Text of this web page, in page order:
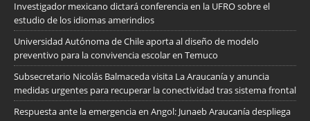
Investigador mexicano dictará conferencia en la UFRO sobre el
estudio de los idiomas amerindios
Universidad Autónoma de Chile aporta al diseño de modelo
preventivo para la convivencia escolar en Temuco
Subsecretario Nicolás Balmaceda visita La Araucanía y anuncia
medidas urgentes para recuperar la conectividad tras sistema frontal
Respuesta ante la emergencia en Angol: Junaeb Araucanía despliega